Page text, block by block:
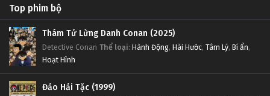
Top phim bộ
Thám Tử Lừng Danh Conan (2025)
Detective Conan Thể loại: Hành Động, Hài Hước, Tâm Lý, Bí ẩn,
Hoạt Hình
Đảo Hải Tặc (1999)